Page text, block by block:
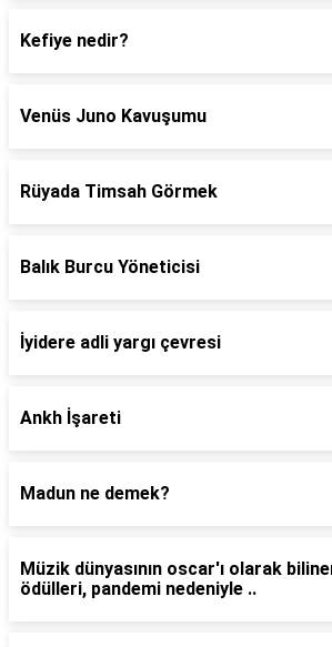
Kefiye nedir?
Venüs Juno Kavuşumu
Rüyada Timsah Görmek
Balık Burcu Yöneticisi
İyidere adli yargı çevresi
Ankh İşareti
Madun ne demek?
Müzik dünyasının oscar'ı olarak
ödülleri, pandemi nedeniyle ..